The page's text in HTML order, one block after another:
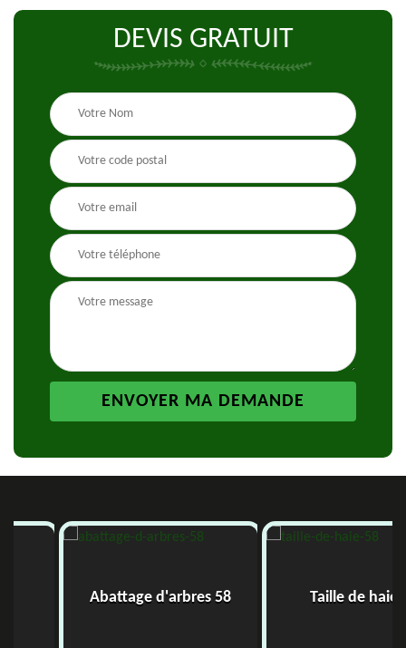
DEVIS GRATUIT
Abattage d'arbres 58 Taille de haie